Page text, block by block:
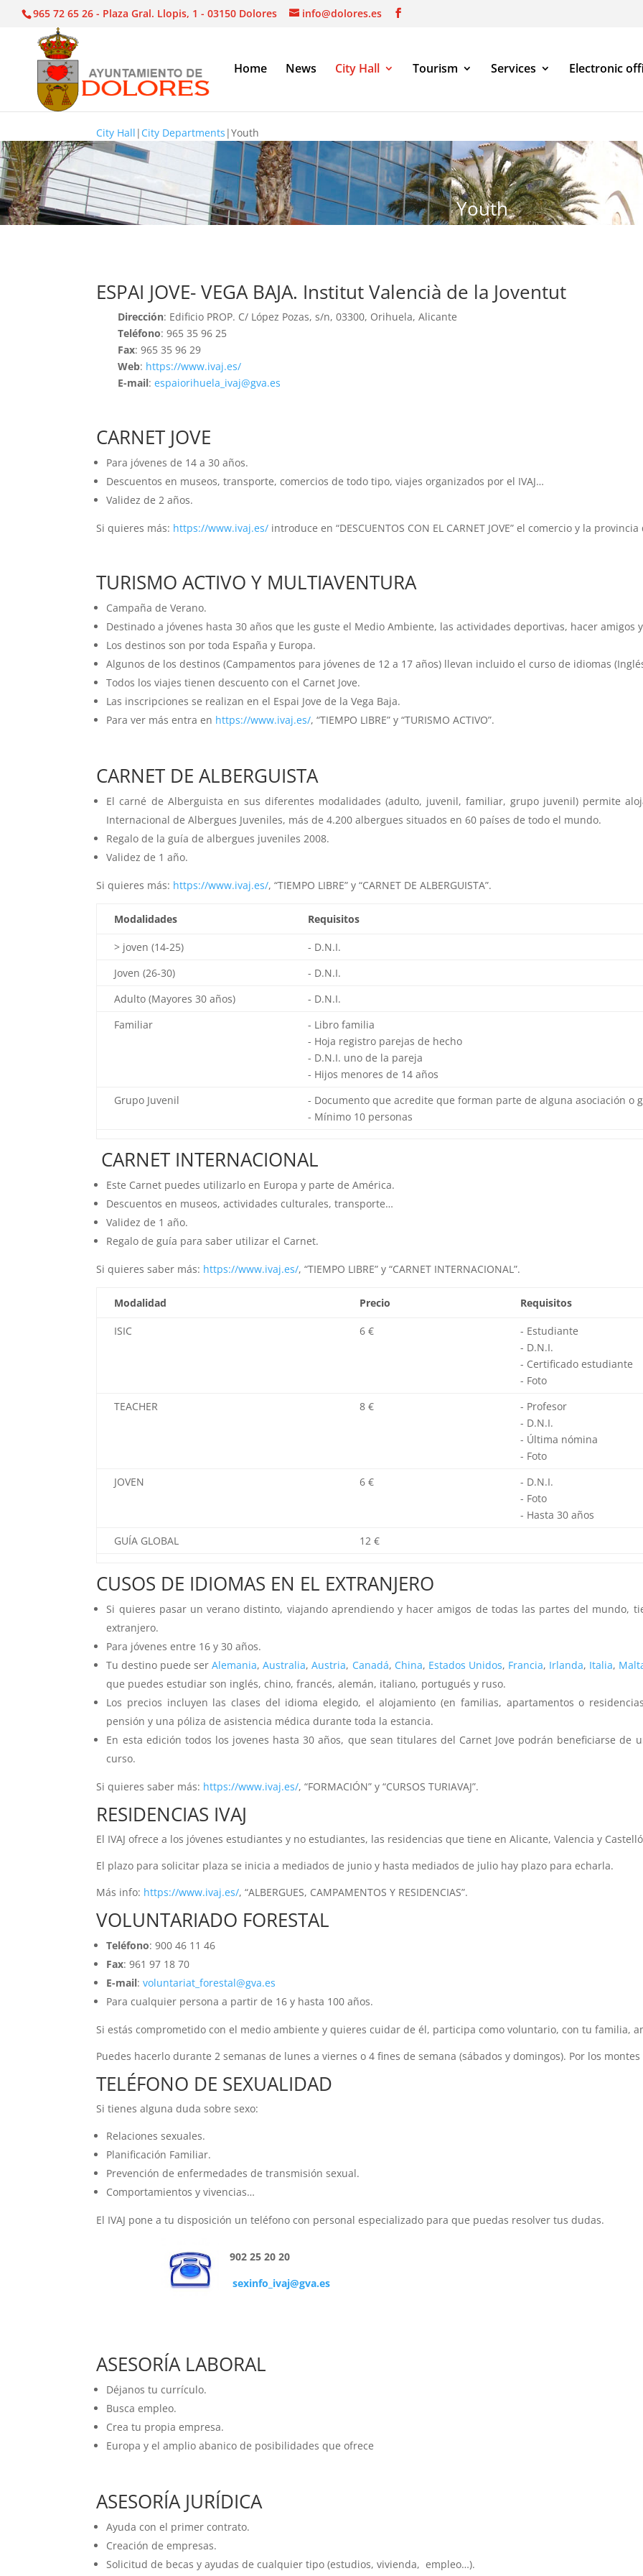
965 72 65 26 - Plaza Gral. Llopis, 1 - 03150 Dolores info@dolores.es
Home News City Hall Tourism Services Electronic
City Hall | City Departments |Youth
Youth
ESPAI JOVE- VEGA BAJA. Institut Valencià de la Joventut
Dirección: Edificio PROP. C/ López Pozas, s/n, 03300, Orihuela, Alicante
Teléfono: 965 35 96 25
Fax: 965 35 96 29
Web: https://www.ivaj.es/
E-mail:espaiorihuela_ivaj@gva.es
CARNET JOVE
Para jóvenes de 14 a 30 años.
Descuentos en museos, transporte, comercios de todo tipo, viajes organizados por el IVAJ…
Validez de 2 años.
Si quieres más: https://www.ivaj.es/ introduce en “DESCUENTOS CON EL CARNET JOVE” el comercio y la
TURISMO ACTIVO Y MULTIAVENTURA
Campaña de Verano.
Destinado a jóvenes hasta 30 años que les guste el Medio Ambiente, las actividades deportivas, hacer amigos
Los destinos son por toda España y Europa.
Algunos de los destinos (Campamentos para jóvenes de 12 a 17 años) llevan incluido el curso de idiomas
Todos los viajes tienen descuento con el Carnet Jove.
Las inscripciones se realizan en el Espai Jove de la Vega Baja.
Para ver más entra en https://www.ivaj.es/, “TIEMPO LIBRE” y “TURISMO ACTIVO”.
CARNET DE ALBERGUISTA
El carné de Alberguista en sus diferentes modalidades (adulto, juvenil, familiar, grupo juvenil) permite
Internacional de Albergues Juveniles, más de 4.200 albergues situados en 60 países de todo el mundo.
Regalo de la guía de albergues juveniles 2008.
Validez de 1 año.
Si quieres más: https://www.ivaj.es/, “TIEMPO LIBRE” y “CARNET DE ALBERGUISTA”.
Modalidades Requisitos
> joven (14-25) - D.N.I.
Joven (26-30)
- D.N.I.
Adulto (Mayores 30 años)
- D.N.I.
Familiar
- Libro familia
- Hoja registro parejas de hecho
- D.N.I. uno de la pareja
- Hijos menores de 14 años
Grupo Juvenil
- Documento que acredite que forman parte de alguna asociación o
- Mínimo 10 personas
CARNET INTERNACIONAL
Este Carnet puedes utilizarlo en Europa y parte de América.
Descuentos en museos, actividades culturales, transporte…
Validez de 1 año.
Regalo de guía para saber utilizar el Carnet.
Si quieres saber más: https://www.ivaj.es/, “TIEMPO LIBRE” y “CARNET INTERNACIONAL”.
Modalidad Precio Requisitos
ISIC 6 €
- Estudiante
- D.N.I.
- Certificado estudiante
- Foto
TEACHER
8 €
- Profesor
- D.N.I.
- Última nómina
- Foto
JOVEN
6 €
- D.N.I.
- Foto
- Hasta 30 años
GUÍA GLOBAL
12 €
CUSOS DE IDIOMAS EN EL EXTRANJERO
Si quieres pasar un verano distinto, viajando aprendiendo y hacer amigos de todas las partes del mundo,
extranjero.
Para jóvenes entre 16 y 30 años.
Tu destino puede serAlemania,Australia,Austria, Canadá, China, Estados Unidos, Francia, Irlanda, Italia,
que puedes estudiar son inglés, chino, francés, alemán, italiano, portugués y ruso.
Los precios incluyen las clases del idioma elegido, el alojamiento (en familias, apartamentos o
pensión y una póliza de asistencia médica durante toda la estancia.
En esta edición todos los jovenes hasta 30 años, que sean titulares del Carnet Jove podrán beneficiarse
curso.
Si quieres saber más: https://www.ivaj.es/, “FORMACIÓN” y “CURSOS TURIAVAJ”.
RESIDENCIAS IVAJ
El IVAJ ofrece a los jóvenes estudiantes y no estudiantes, las residencias que tiene en Alicante, Valencia y
El plazo para solicitar plaza se inicia a mediados de junio y hasta mediados de julio hay plazo para echarla.
Más info: https://www.ivaj.es/, “ALBERGUES, CAMPAMENTOS Y RESIDENCIAS”.
VOLUNTARIADO FORESTAL
Teléfono: 900 46 11 46
Fax: 961 97 18 70
E-mail:voluntariat_forestal@gva.es
Para cualquier persona a partir de 16 y hasta 100 años.
Si estás comprometido con el medio ambiente y quieres cuidar de él, participa como voluntario, con tu familia,
Puedes hacerlo durante 2 semanas de lunes a viernes o 4 fines de semana (sábados y domingos). Por los
TELÉFONO DE SEXUALIDAD
Si tienes alguna duda sobre sexo:
Relaciones sexuales.
Planificación Familiar.
Prevención de enfermedades de transmisión sexual.
Comportamientos y vivencias…
El IVAJ pone a tu disposición un teléfono con personal especializado para que puedas resolver tus dudas.
902 25 20 20
sexinfo_ivaj@gva.es
ASESORÍA LABORAL
Déjanos tu currículo.
Busca empleo.
Crea tu propia empresa.
Europa y el amplio abanico de posibilidades que ofrece
ASESORÍA JURÍDICA
Ayuda con el primer contrato.
Creación de empresas.
Solicitud de becas y ayudas de cualquier tipo (estudios, vivienda, empleo…).